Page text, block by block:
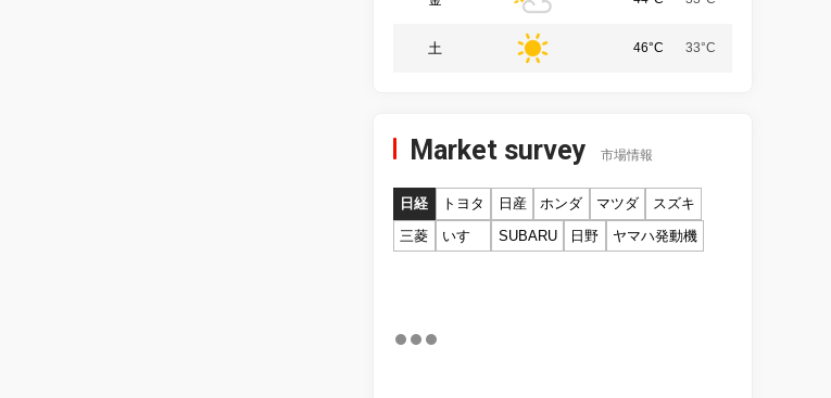
土 46°C 33°C
Market survey 市場情報
日経 トヨタ 日産 ホンダ マツダ
スズキ
三菱
いすゞ SUBARU 日野 ヤマハ発動機